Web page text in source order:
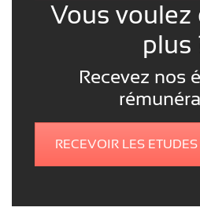
Vous voulez
plus
Recevez nos
RECEVOIR LES